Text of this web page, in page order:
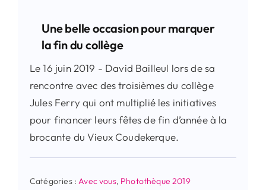
Une belle occasion pour marquer
la fin du collège
Le 16 juin 2019 - David Bailleul lors de sa
rencontre avec des troisièmes du collège
Jules Ferry qui ont multiplié les initiatives
pour financer leurs fêtes de fin d’année à la
brocante du Vieux Coudekerque.
Catégories :Avec vous, Photothèque 2019